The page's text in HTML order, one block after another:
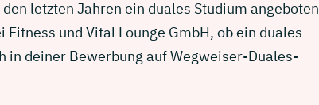
letzten Jahren ein duales Studium angeboten
und Vital Lounge GmbH, ob ein duales
in deiner Bewerbung auf Wegweiser-Duales-